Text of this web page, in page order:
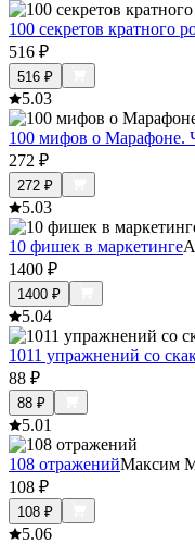
100 секретов кратного
516 ₽
516 ₽
5.03
100 мифов о Марафоне.
272 ₽
272 ₽
5.03
10 фишек в маркетинге
1400 ₽
1400 ₽
5.04
1011 упражнений со
88 ₽
88 ₽
5.01
108 отраженийМаксим
108 ₽
108 ₽
5.06